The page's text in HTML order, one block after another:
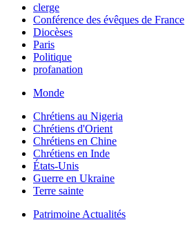
clerge
Conférence des évêques de France
Diocèses
Paris
Politique
profanation
Monde
Chrétiens au Nigeria
Chrétiens d'Orient
Chrétiens en Chine
Chrétiens en Inde
États-Unis
Guerre en Ukraine
Terre sainte
Patrimoine Actualités